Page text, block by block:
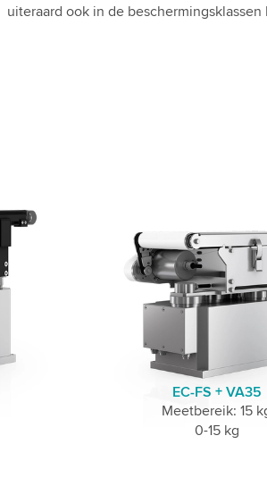
uiteraard ook in de beschermingsklassen
EC-FS + VA35
Meetbereik: 15
0-15 kg